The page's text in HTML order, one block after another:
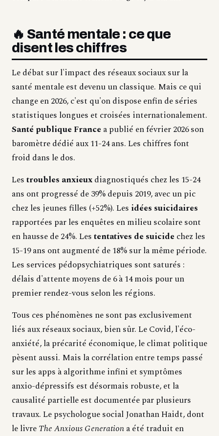
🔥 Santé mentale : ce que
disent les chiffres
Le débat sur l'impact des réseaux sociaux sur la
santé mentale est devenu un classique. Mais ce qui
change en 2026, c'est qu'on dispose enfin de séries
statistiques longues et croisées internationalement.
Santé publique France a publié en février 2026 son
baromètre dédié aux 11-24 ans. Les chiffres font
froid dans le dos.
Lestroubles anxieuxdiagnostiqués chez les 15-24
ans ont progressé de 39% depuis 2019, avec un pic
chez les jeunes filles (+52%). Les idées suicidaires
rapportées par les enquêtes en milieu scolaire sont
en hausse de 24%. Lestentatives de suicide chez les
15-19 ans ont augmenté de 18% sur la même période.
Les services pédopsychiatriques sont saturés :
délais d'attente moyens de 6 à 14 mois pour un
premier rendez-vous selon les régions.
Tous ces phénomènes ne sont pas exclusivement
liés aux réseaux sociaux, bien sûr. Le Covid, l'éco-
anxiété, la précarité économique, le climat politique
pèsent aussi. Mais la corrélation entre temps passé
sur les apps à algorithme infini et symptômes
anxio-dépressifs est désormais robuste, et la
causalité partielle est documentée par plusieurs
travaux. Le psychologue social Jonathan Haidt, dont
le livreThe Anxious Generationa été traduit en